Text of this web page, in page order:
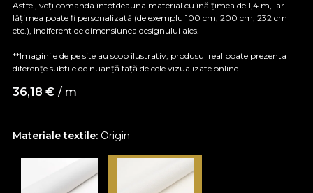
Materiale textile: Origin
Astfel, veți comanda întotdeauna material cu înălțimea de 1,4 m, iar
lățimea poate fi personalizată (de exemplu 100 cm, 200 cm, 232 cm
etc.), indiferent de dimensiunea designului ales.
**Imaginile de pe site au scop ilustrativ, produsul real poate prezenta
diferențe subtile de nuanță față de cele vizualizate online.
36,18 € / m